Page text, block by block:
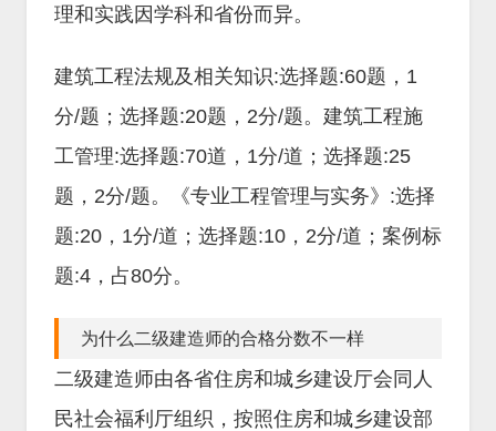
理和实践因学科和省份而异。
建筑工程法规及相关知识:选择题:60题，1
分/题；选择题:20题，2分/题。建筑工程施
工管理:选择题:70道，1分/道；选择题:25
题，2分/题。《专业工程管理与实务》:选择
题:20，1分/道；选择题:10，2分/道；案例标
题:4，占80分。
为什么二级建造师的合格分数不一样
二级建造师由各省住房和城乡建设厅会同人
民社会福利厅组织，按照住房和城乡建设部